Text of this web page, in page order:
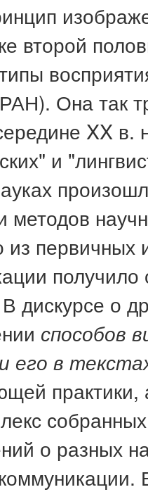
второй
Она так
XX в.
и
из первичных
получило
В дискурсе о
способов
его в
о разных